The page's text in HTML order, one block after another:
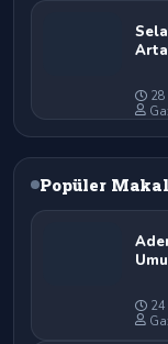
Popüler